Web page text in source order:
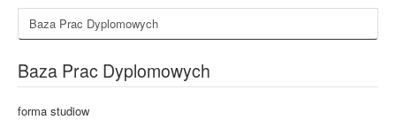
Baza Prac Dyplomowych
Baza Prac Dyplomowych
forma studiow